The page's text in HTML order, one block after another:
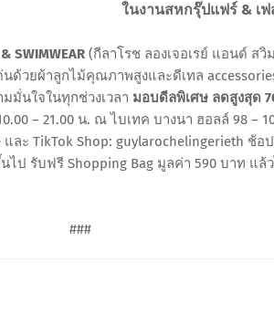
ในงานสหกรุ๊ปแฟร์ & เฟ
SWIMWEAR (กีลาโรช ลองเจอเรย์ แอนด์ ส
นด้วยผ้าลูกไม้คุณภาพสูงและดีเทล
มั่นใจในทุกช่วงเวลา มอบดีลพิเศษ ลดสูงสุด
– 21.00 น. ณ ไบเทค บางนา ฮอลล์ 98
และ TikTok Shop: guylarochelingerieth ช้
ไป รับฟรี Shopping Bag มูลค่า 590 บาท แ